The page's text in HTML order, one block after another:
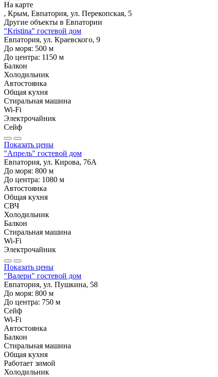
На карте
, Крым, Евпатория, ул. Перекопская, 5
Другие объекты в Евпатории
"Kristina" гостевой дом
Евпатория, ул. Краевского, 9
До моря: 500 м
До центра: 1150 м
Балкон
Холодильник
Автостоянка
Общая кухня
Стиральная машина
Wi-Fi
Электрочайник
Сейф
Показать цены
"Апрель" гостевой дом
Евпатория, ул. Кирова, 76А
До моря: 800 м
До центра: 1080 м
Автостоянка
Общая кухня
СВЧ
Холодильник
Балкон
Стиральная машина
Wi-Fi
Электрочайник
Показать цены
"Валери" гостевой дом
Евпатория, ул. Пушкина, 58
До моря: 800 м
До центра: 750 м
Сейф
Wi-Fi
Автостоянка
Балкон
Стиральная машина
Общая кухня
Работает зимой
Холодильник